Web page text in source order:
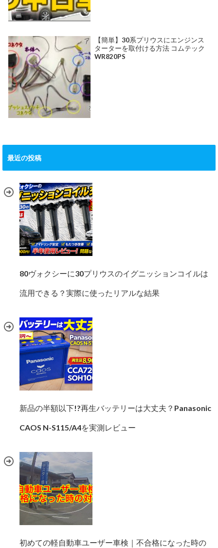
【簡単】30系プリウスにエンジンス
ターターを取付ける方法 コムテック
WR820PS
最近の投稿
80ヴォクシーに30プリウスのイグニッションコイルは
流用できる？実際に使ったリアルな結果
新品の半額以下!?再生バッテリーは大丈夫？Panasonic
CAOS N-S115/A4を実測レビュー
初めての軽自動車ユーザー車検｜不合格になった時の